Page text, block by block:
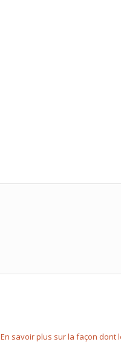
En savoir plus sur la façon dont